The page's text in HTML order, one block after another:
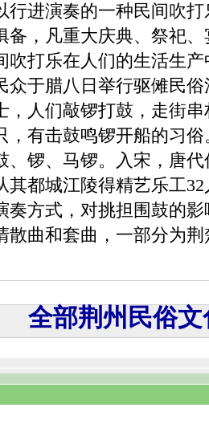
行进演奏的一种民间吹
备，凡重大庆典、祭祀
吹打乐在人们的生活生
众于腊八日举行驱傩民
，人们敲锣打鼓，走街
，有击鼓鸣锣开船的习
、锣、马锣。入宋，唐
其都城江陵得精艺乐工
奏方式，对挑担围鼓的
散曲和套曲，一部分为
全部荆州民俗文